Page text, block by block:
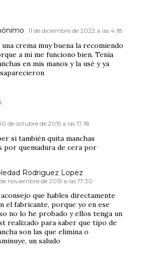
11 de diciembre de 2022 a las 4:18
una crema muy buena la recomiendo
a mi me funciono bien. Tenía
en mis manos y la usé y ya
de octubre de 2015 a las 17:18
si también quita manchas
por quemadura de cera por
Rodriguez Lopez
noviembre de 2015 a las 17:30
que hables directamente
el fabricante, porque yo en ese
no lo he probado y ellos tenga un
realizado para saber que tipo de
son las que elimina o
un saludo